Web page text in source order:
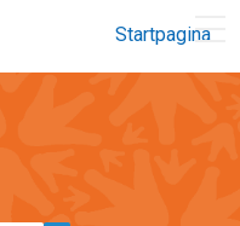
Startpagina